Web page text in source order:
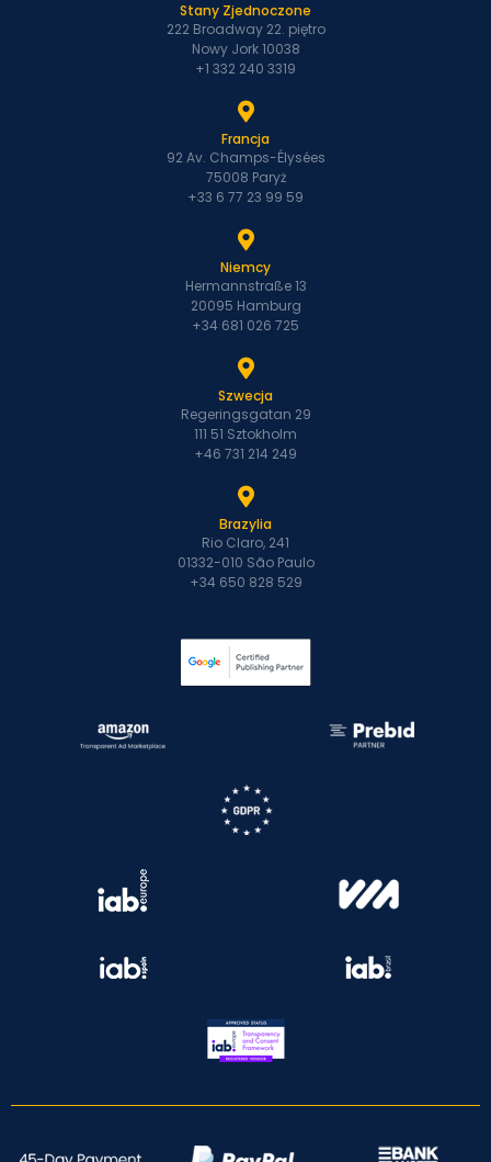
Stany Zjednoczone
222 Broadway 22. piętro
Nowy Jork 10038
+1 332 240 3319
Francja
92 Av. Champs-Élysées
75008 Paryż
+33 6 77 23 99 59
Niemcy
Hermannstraße 13
20095 Hamburg
+34 681 026 725
Szwecja
Regeringsgatan 29
111 51 Sztokholm
+46 731 214 249
Brazylia
Rio Claro, 241
01332-010 São Paulo
+34 650 828 529